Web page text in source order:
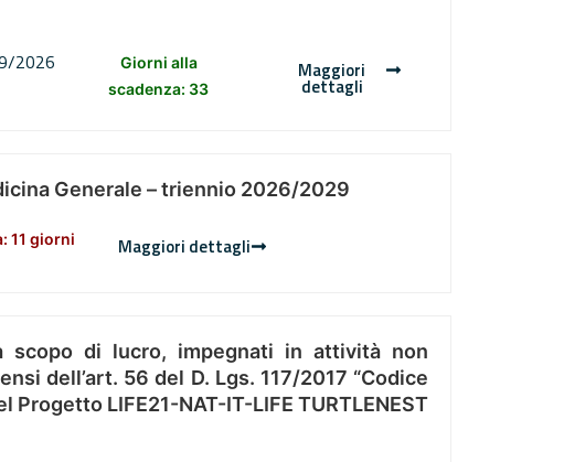
2026
Giorni alla
scadenza: 33
Maggiori
dettagli
Generale – triennio 2026/2029
11 giorni Maggiori dettagli
di lucro, impegnati in attività non
dell’art. 56 del D. Lgs. 117/2017 “Codice
LIFE21-NAT-IT-LIFE TURTLENEST